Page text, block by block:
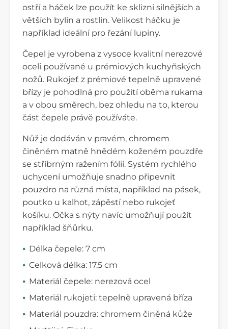
ostří a háček lze použít ke sklizni silnějších a
větších bylin a rostlin. Velikost háčku je
například ideální pro řezání lupiny.
Čepel je vyrobena z vysoce kvalitní nerezové
oceli používané u prémiových kuchyňských
nožů. Rukojeť z prémiové tepelně upravené
břízy je pohodlná pro použití oběma rukama
a v obou směrech, bez ohledu na to, kterou
část čepele právě používáte.
Nůž je dodáván v pravém, chromem
činěném matně hnědém koženém pouzdře
se stříbrným ražením fólií. Systém rychlého
uchycení umožňuje snadno připevnit
pouzdro na různá místa, například na pásek,
poutko u kalhot, zápěstí nebo rukojeť
košíku. Očka s nýty navíc umožňují použít
například šňůrku.
Délka čepele: 7 cm
Celková délka: 17,5 cm
Materiál čepele: nerezová ocel
Materiál rukojeti: tepelně upravená bříza
Materiál pouzdra: chromem činěná kůže